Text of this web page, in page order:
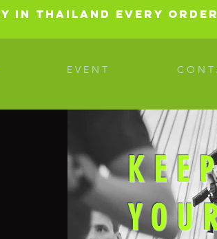
in ThailanD every order
E V E N T C O N T